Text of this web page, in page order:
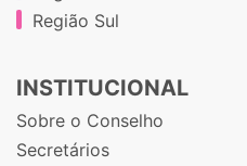
Região Sul
INSTITUCIONAL
Sobre o Conselho
Secretários